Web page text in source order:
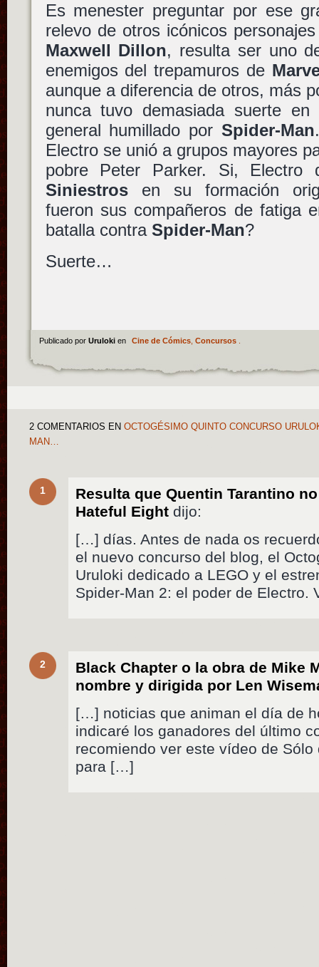
Es menester preguntar por ese
relevo de otros icónicos
Maxwell Dillon, resulta ser uno
enemigos del trepamuros de
aunque a diferencia de otros, más
nunca tuvo demasiada suerte
general humillado por Spider-Man
Electro se unió a grupos mayores
pobre Peter Parker. Si,
Siniestrosen su formación
fueron sus compañeros de fatiga
batalla contra Spider-Man?
Suerte…
Publicado por Uruloki en Cine de Cómics, Concursos.
2 COMENTARIOS EN OCTOGÉSIMO QUINTO CONCURSO
MAN…
1
Resulta que Quentin Tarantino
Hateful Eight dijo:
[…] días. Antes de nada os
el nuevo concurso del blog, el
Uruloki dedicado a LEGO y el
Spider-Man 2: el poder de
2
Black Chapter o la obra de Mike
nombre y dirigida por Len
[…] noticias que animan el día de
indicaré los ganadores del último
recomiendo ver este vídeo de
para […]